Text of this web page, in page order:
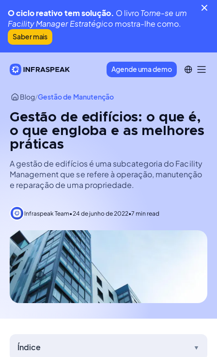
O ciclo reativo tem solução. O livroTorne-se um
Facility Manager Estratégico mostra-lhe como.
Saber mais
Agende uma demo
Blog/Gestão de Manutenção
Gestão de edifícios: o que é,
o que engloba e as melhores
práticas
A gestão de edifícios é uma subcategoria do Facility
Management que se refere à operação, manutenção
e reparação de uma propriedade.
Infraspeak Team•24 de junho de 2022•7 min read
Índice ▼